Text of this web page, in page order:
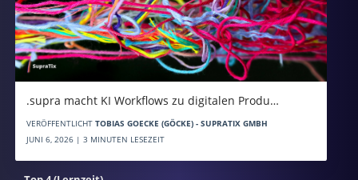
.supra macht KI Workflows zu digitalen Produ…
VERÖFFENTLICHT TOBIAS GOECKE (GÖCKE) - SUPRATIX GMBH
JUNI 6, 2026 | 3 MINUTEN LESEZEIT